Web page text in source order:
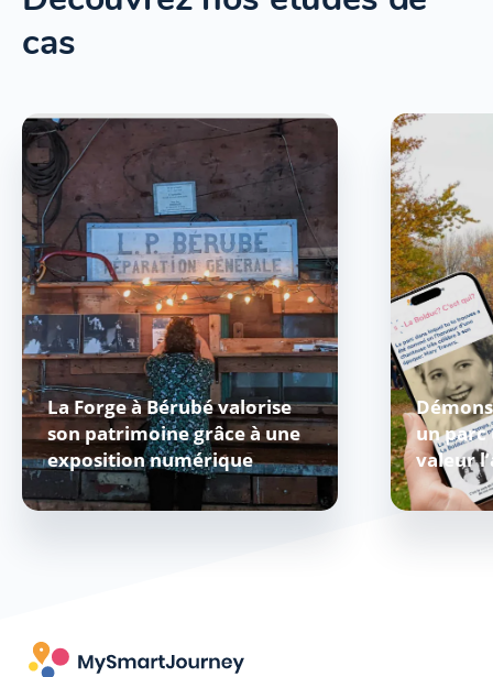
cas
La Forge à Bérubé valorise
son patrimoine grâce à une
exposition numérique
un parc
valeur